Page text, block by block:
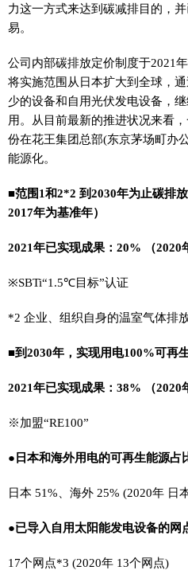
力这一方式来达到碳减排目的，
易。
公司内部碳排放定价制度于2021
将实施范围从日本扩大到全球，
少的设备和自用光伏发电设备，
用。从目前最新的推进状况来看
份在花王集团总部(东京茅场町办
能源化。
■范围1和2*2 到2030年为止碳排
2017年为基准年）
2021年已实现成果：20% （2020
※SBTi“1.5℃目标”认证
*2 企业、组织自身的温室气体排
■到2030年，实现用电100%可再
2021年已实现成果：38% （2020
※加盟“RE100”
●日本和海外用电的可再生能源占
日本 51%、海外 25% (2020年 日
●已导入自用太阳能发电设备的网
17个网点*3 (2020年 13个网点)